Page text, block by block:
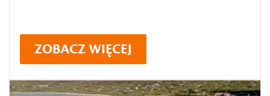
ZOBACZ WIĘCEJ